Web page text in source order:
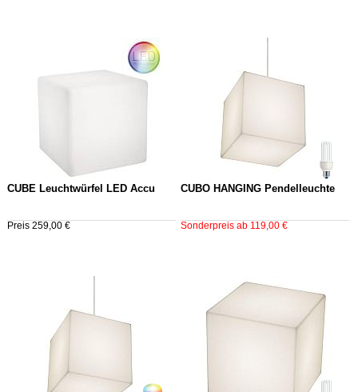
CUBE Leuchtwürfel LED Accu
Preis 259,00 €
CUBO HANGING Pendelleuchte
Sonderpreis ab 119,00 €